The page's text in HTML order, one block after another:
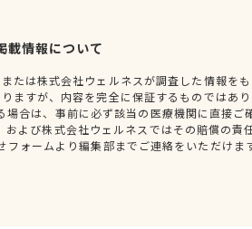
載情報について
たは株式会社ウェルネスが調査した情報を
ますが、内容を完全に保証するものではあ
合は、事前に必ず該当の医療機関に直接ご
よび株式会社ウェルネスではその賠償の責
ォームより編集部までご連絡をいただけま